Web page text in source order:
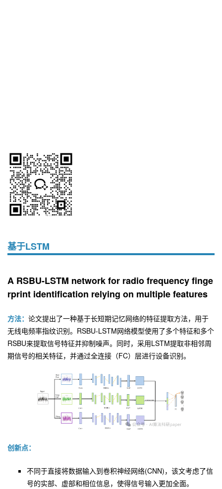
基于LSTM
A RSBU-LSTM network for radio frequency finge
rprint identification relying on multiple features
方法： 论文提出了一种基于长短期记忆网络的特征提取方法，用于
无线电频率指纹识别。RSBU-LSTM网络模型使用了多个特征和多个
RSBU来提取信号特征并抑制噪声。同时，采用LSTM提取非相邻周
期信号的相关特征，并通过全连接（FC）层进行设备识别。
创新点：
不同于直接将数据输入到卷积神经网络(CNN)，该文考虑了信
号的实部、虚部和相位信息，使得信号输入更加全面。